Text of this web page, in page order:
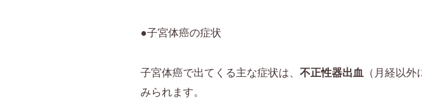
●子宮体癌の症状
子宮体癌で出てくる主な症状は、 不正性器出血 （月経以
みられます。